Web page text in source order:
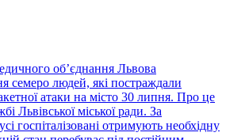
об’єднання Львова
семеро людей, які постраждали
атаки на місто 30 липня. Про це
Львівської міської ради. За
госпіталізовані отримують необхідну